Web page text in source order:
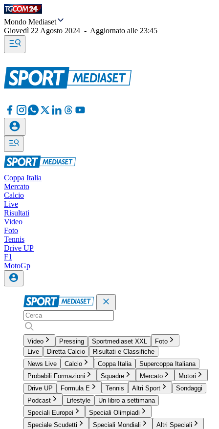
Mondo Mediaset
Giovedì 22 Agosto 2024 - Aggiornato alle 23:45
Coppa Italia
Mercato
Calcio
Live
Risultati
Video
Foto
Tennis
Drive UP
F1
MotoGp
Video Pressing Sportmediaset XXL
Foto
Live
Diretta Calcio
Risultati e Classifiche
News Live
Calcio Coppa Italia
Supercoppa Italiana
Probabili Formazioni
Squadre Mercato
Motori
Drive UP
Formula E Tennis Altri Sport
Sondaggi
Podcast
Lifestyle
Un libro a settimana
Speciali Europei
Speciali Olimpiadi
Speciale Scudetti
Speciali Mondiali Altri Speciali